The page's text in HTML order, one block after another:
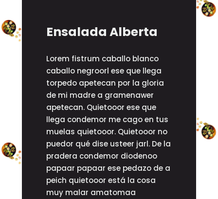
Ensalada Alberta
Lorem fistrum caballo blanco
caballo negroorl ese que llega
torpedo apetecan por la gloria
de mi madre a gramenawer
apetecan. Quietooor ese que
llega condemor me cago en tus
muelas quietooor. Quietooor no
puedor qué dise usteer jarl. De la
pradera condemor diodenoo
papaar papaar ese pedazo de a
peich quietooor está la cosa
muy malar amatomaa